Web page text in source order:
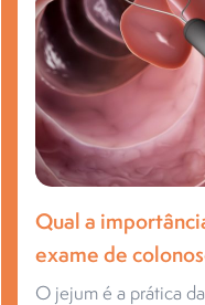
Qual a
exame de
O jejum é a prática